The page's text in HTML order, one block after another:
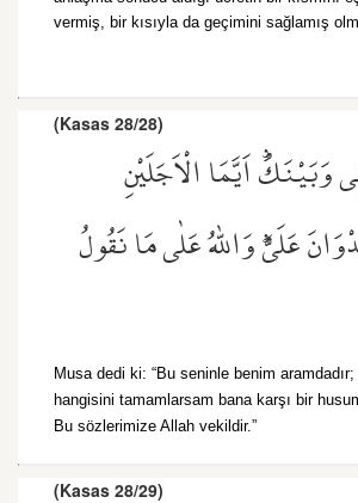
vermiş, bir kısıyla da geçimini sağlamış
(Kasas 28/28)
وَبَيْنَكَۜ اَيَّمَا الْاَجَلَيْنِ
عَلَيَّۜ وَاللّٰهُ عَلٰى مَا نَقُولُ
Musa dedi ki: “Bu seninle benim
hangisini tamamlarsam bana karşı bir
Bu sözlerimize Allah vekildir.”
(Kasas 28/29)